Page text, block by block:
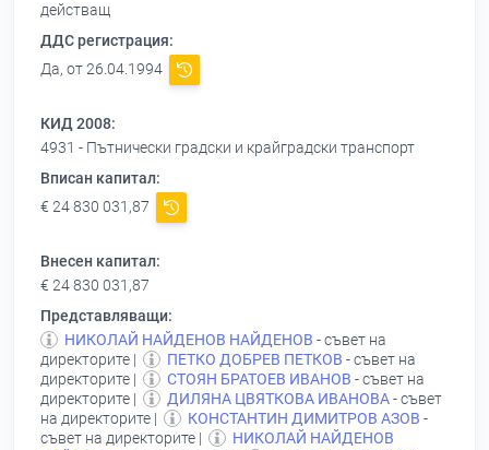
действащ
ДДС регистрация:
Да, от 26.04.1994
КИД 2008:
4931 - Пътнически градски и крайградски транспорт
Вписан капитал:
€ 24 830 031,87
Внесен капитал:
€ 24 830 031,87
Представляващи:
НИКОЛАЙ НАЙДЕНОВ НАЙДЕНОВ - съвет на
директорите |
ПЕТКО ДОБРЕВ ПЕТКОВ - съвет на
директорите |
СТОЯН БРАТОЕВ ИВАНОВ - съвет на
директорите |
ДИЛЯНА ЦВЯТКОВА ИВАНОВА- съвет
на директорите |
КОНСТАНТИН ДИМИТРОВ АЗОВ -
съвет на директорите |
НИКОЛАЙ НАЙДЕНОВ